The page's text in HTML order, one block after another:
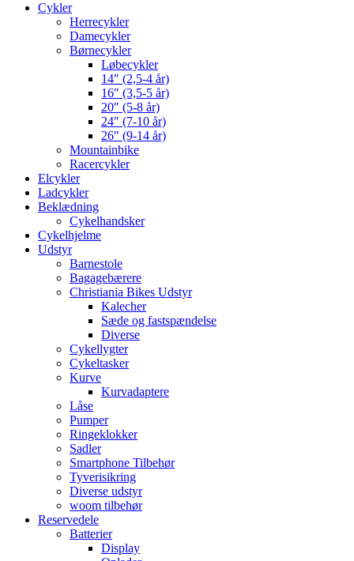
Cykler
Herrecykler
Damecykler
Børnecykler
Løbecykler
14″ (2,5-4 år)
16″ (3,5-5 år)
20″ (5-8 år)
24″ (7-10 år)
26″ (9-14 år)
Mountainbike
Racercykler
Elcykler
Ladcykler
Beklædning
Cykelhandsker
Cykelhjelme
Udstyr
Barnestole
Bagagebærere
Christiania Bikes Udstyr
Kalecher
Sæde og fastspændelse
Diverse
Cykellygter
Cykeltasker
Kurve
Kurvadaptere
Låse
Pumper
Ringeklokker
Sadler
Smartphone Tilbehør
Tyverisikring
Diverse udstyr
woom tilbehør
Reservedele
Batterier
Display